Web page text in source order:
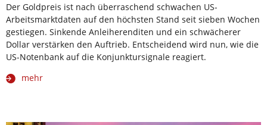
Der Goldpreis ist nach überraschend schwachen US-
Arbeitsmarktdaten auf den höchsten Stand seit sieben Wochen
gestiegen. Sinkende Anleiherenditen und ein schwächerer
Dollar verstärken den Auftrieb. Entscheidend wird nun, wie die
US-Notenbank auf die Konjunktursignale reagiert.
mehr